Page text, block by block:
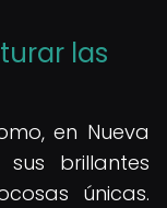
las
en Nueva
brillantes
únicas.